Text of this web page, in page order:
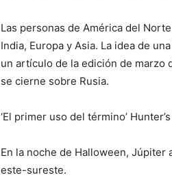
Las personas de América del
India, Europa y Asia. La idea de
un artículo de la edición de marzo
se cierne sobre Rusia.
‘El primer uso del término’
En la noche de Halloween,
este-sureste.